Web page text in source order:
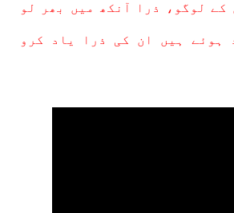
کے لوگو، ذرا آنکھ میں بھر لو
ہوئے ہیں ان کی ذرا یاد کرو